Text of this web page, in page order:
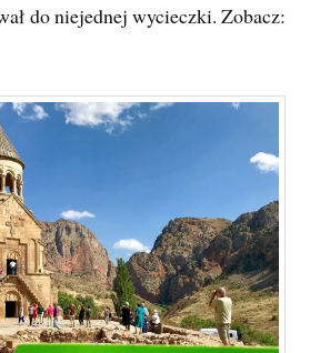
do niejednej wycieczki. Zobacz: